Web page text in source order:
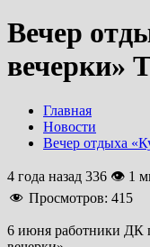
Вечер
вечерки»
Главная
Новости
Вечер отдыха
4 года назад 336 👁 1
Просмотров: 415
6 июня работники ДК